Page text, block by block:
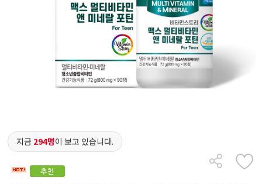
지금 294명이 보고 있습니다.